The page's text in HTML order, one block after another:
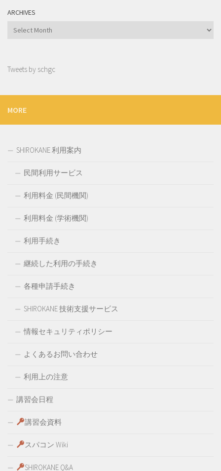
ARCHIVES
Archives
Tweets by schgc
MORE
SHIROKANE 利用案内
民間利用サービス
利用料金 (民間機関)
利用料金 (学術機関)
利用手続き
継続した利用の手続き
各種申請手続き
SHIROKANE 技術支援サービス
情報セキュリティポリシー
よくあるお問い合わせ
利用上の注意
講習会日程
講習会資料
スパコン Wiki
SHIROKANE Q&A